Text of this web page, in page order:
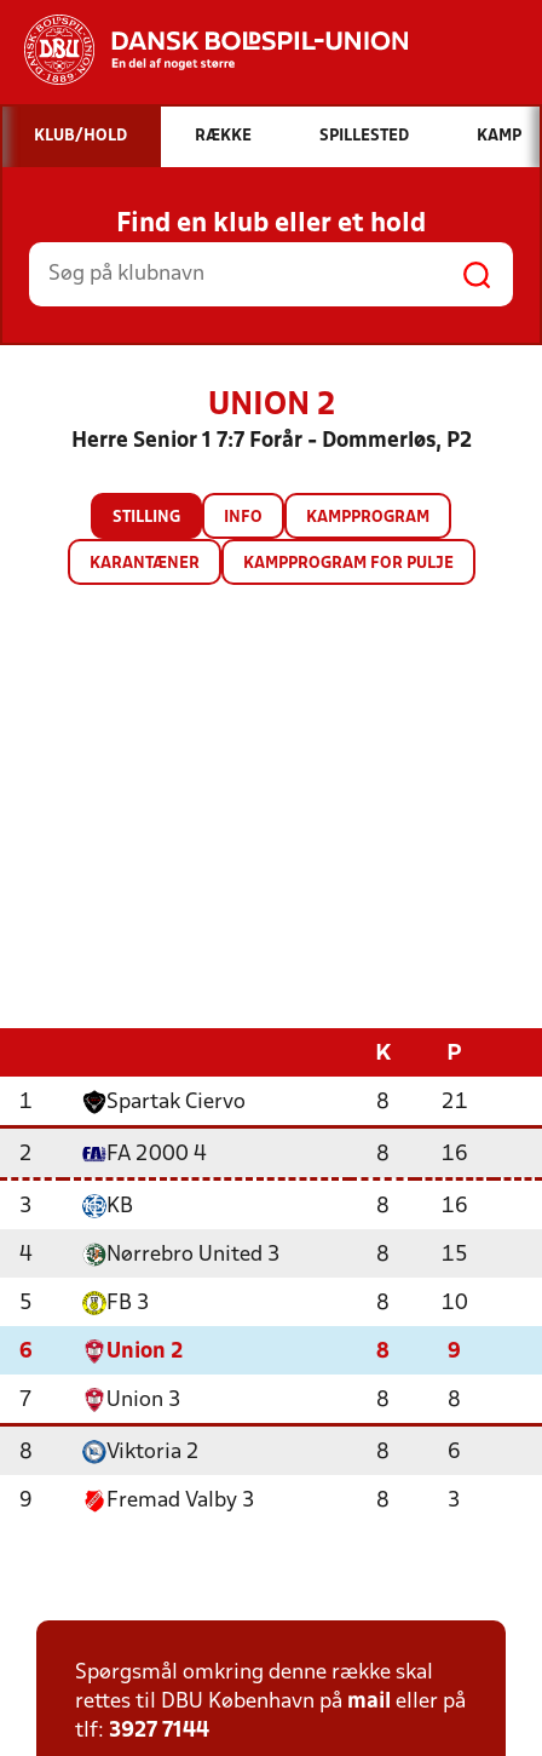
Hvad vil du søge efter?
INDHOLD OG NYHEDER
STILLINGER, RESULTATER, KLUBBER OG
HOLD
KLUB/HOLD RÆKKE SPILLESTED KAMP
Find en klub eller et hold
UNION 2
Herre Senior 1 7:7 Forår - Dommerløs, P2
STILLING INFO KAMPPROGRAM
KARANTÆNER KAMPPROGRAM FOR PULJE
K P
1 Spartak Ciervo 8 21
2 FA 2000 4 8 16
3 KB 8 16
4 Nørrebro United 3 8 15
5 FB 3 8 10
6 Union 2 8 9
7 Union 3 8 8
8 Viktoria 2 8 6
9 Fremad Valby 3 8 3
Spørgsmål omkring denne række skal
rettes til DBU København på mail eller på
tlf: 3927 7144